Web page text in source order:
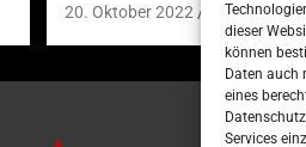
dieser
können
Daten auch
eines
Services
20. Oktober 2022 Redakcija